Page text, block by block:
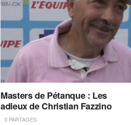
Masters de Pétanque : Les
adieux de Christian Fazzino
0 PARTAGES